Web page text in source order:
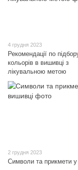
4 грудня 2023
Рекомендації по
кольорів в вишивці з
лікувальною метою
2 грудня 2023
Символи та прикмети у